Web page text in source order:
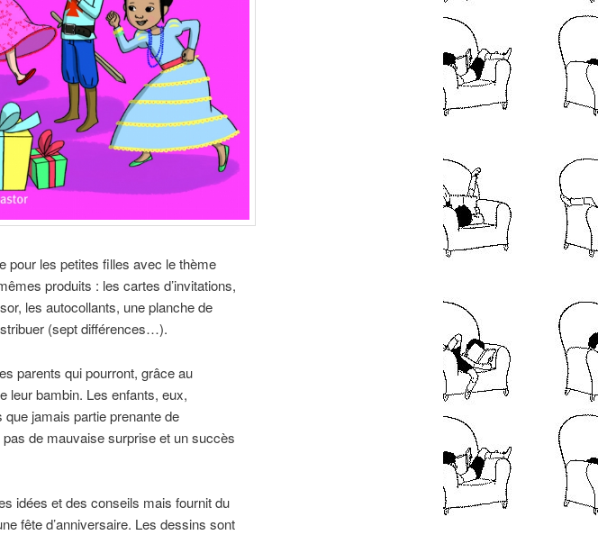
pour les petites filles avec le thème
produits : les cartes d’invitations,
les autocollants, une planche de
(sept différences…).
parents qui pourront, grâce au
leur bambin. Les enfants, eux,
jamais partie prenante de
pas de mauvaise surprise et un succès
idées et des conseils mais fournit du
fête d’anniversaire. Les dessins sont